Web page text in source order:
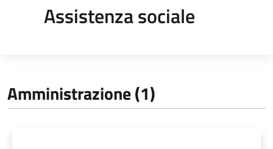
Assistenza sociale
Amministrazione (1)